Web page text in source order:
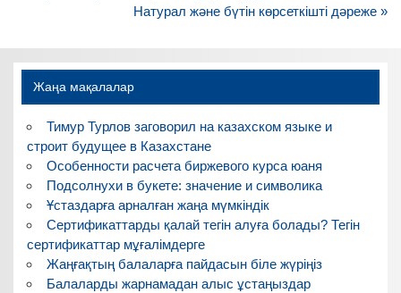
Натурал және бүтін көрсеткішті дәреже »
Жаңа мақалалар
Тимур Турлов заговорил на казахском языке и
строит будущее в Казахстане
Особенности расчета биржевого курса юаня
Подсолнухи в букете: значение и символика
Ұстаздарға арналған жаңа мүмкіндік
Сертификаттарды қалай тегін алуға болады? Тегін
сертификаттар мұғалімдерге
Жаңғақтың балаларға пайдасын біле жүріңіз
Балаларды жарнамадан алыс ұстаңыздар